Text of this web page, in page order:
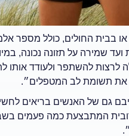
או בבית החולים, כולל מספר
שמירה על תזונה נכונה,
לרצות להשתפר ולעודד אותו
את תשומת לב המטפלים״.
גם של האנשים בריאים
המתבצעת כמה פעמים